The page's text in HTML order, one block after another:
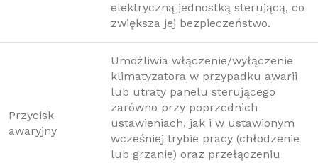
elektryczną jednostką sterującą, co
zwiększa jej bezpieczeństwo.
Przycisk
awaryjny
Umożliwia włączenie/wyłączenie
klimatyzatora w przypadku awarii
lub utraty panelu sterującego
zarówno przy poprzednich
ustawieniach, jak i w ustawionym
wcześniej trybie pracy (chłodzenie
lub grzanie) oraz przełączeniu